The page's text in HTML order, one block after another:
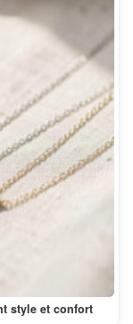
style et confort